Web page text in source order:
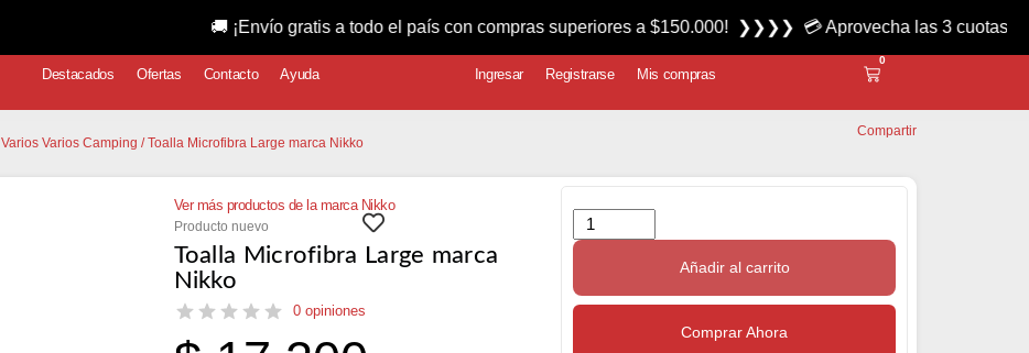
Destacados Ofertas Contacto Ayuda Ingresar Registrarse Mis compras
0
Varios Varios Camping / Toalla Microfibra Large marca Nikko
Compartir
Ver más productos de la marca Nikko
Producto nuevo
Toalla Microfibra Large marca
Nikko
0 opiniones
Añadir al carrito
Comprar Ahora
🚚 ¡Envío gratis a todo el país con compras superiores a $150.000! ❯❯❯❯ 💳 Aprovecha las 3 cuotas sin interés